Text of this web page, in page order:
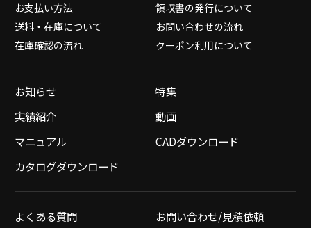
お支払い方法
領収書の発行について
送料・在庫について
お問い合わせの流れ
在庫確認の流れ
クーポン利用について
お知らせ
特集
実績紹介
動画
マニュアル
CADダウンロード
カタログダウンロード
よくある質問
お問い合わせ/見積依頼